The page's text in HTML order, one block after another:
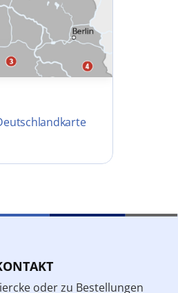
oder zu Bestellungen